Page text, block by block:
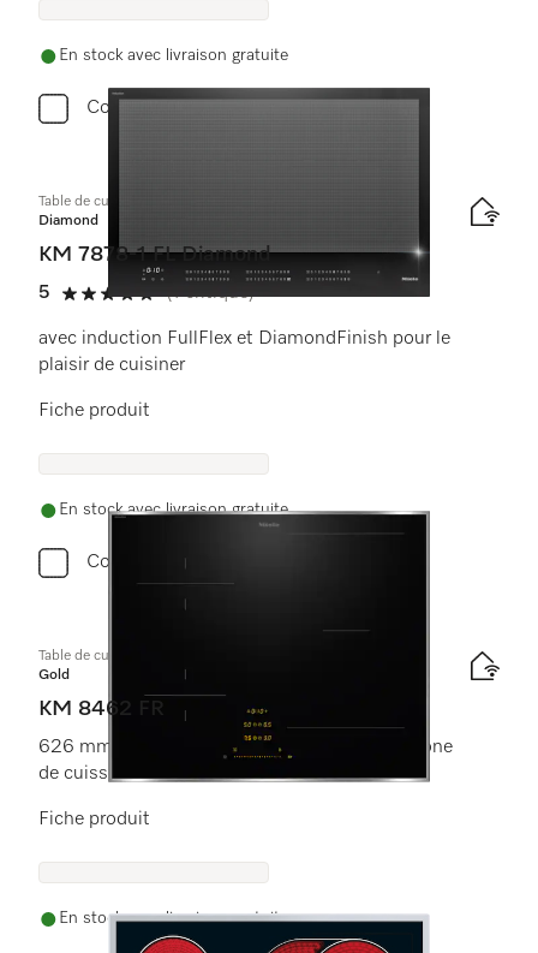
En stock avec livraison gratuite
Comparer
Table de cuisson à induction
Diamond
KM 7878-1 FL Diamond
5
5 étoiles sur 5
(1 critique)
avec induction FullFlex et DiamondFinish pour le
plaisir de cuisiner
Fiche produit
En stock avec livraison gratuite
Comparer
Table de cuisson à induction
Gold
KM 8462 FR
626 mm | Zones de cuisson individuelles et zone
de cuisson PowerFlex
Fiche produit
En stock avec livraison gratuite